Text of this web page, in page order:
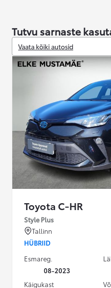
Tutvu sarnaste
Vaata kõiki autosid
Toyota C-HR
Style Plus
Tallinn
HÜBRIID
Esmareg.
08-2023
Käigukast